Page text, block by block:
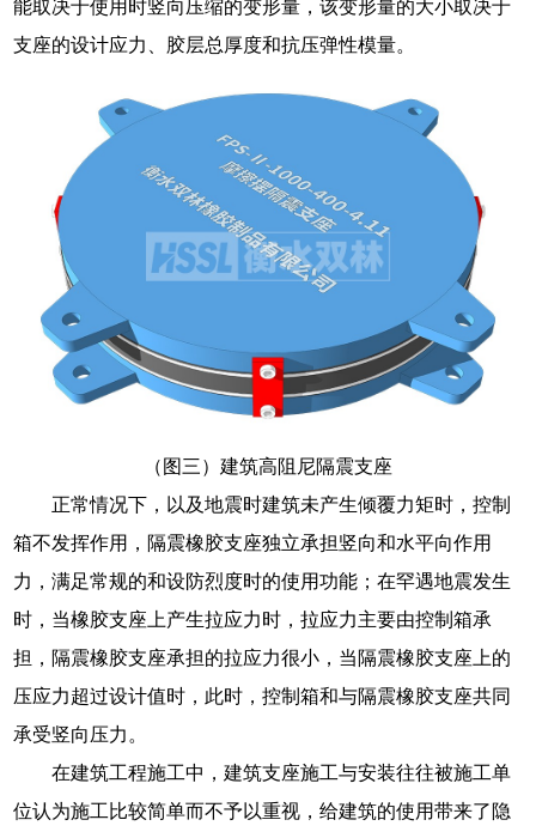
能取决于使用时竖向压缩的变形量，该变形量的大小取决于
支座的设计应力、胶层总厚度和抗压弹性模量。
（图三）建筑高阻尼隔震支座
正常情况下，以及地震时建筑未产生倾覆力矩时，控制
箱不发挥作用，隔震橡胶支座独立承担竖向和水平向作用
力，满足常规的和设防烈度时的使用功能；在罕遇地震发生
时，当橡胶支座上产生拉应力时，拉应力主要由控制箱承
担，隔震橡胶支座承担的拉应力很小，当隔震橡胶支座上的
压应力超过设计值时，此时，控制箱和与隔震橡胶支座共同
承受竖向压力。
在建筑工程施工中，建筑支座施工与安装往往被施工单
位认为施工比较简单而不予以重视，给建筑的使用带来了隐